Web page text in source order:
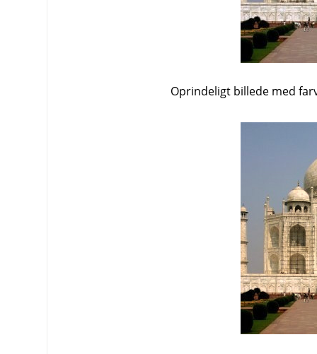
Oprindeligt billede med